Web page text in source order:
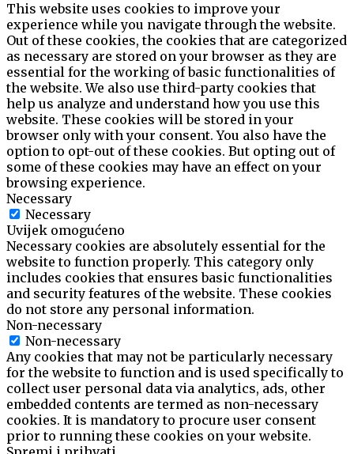
This website uses cookies to improve your
experience while you navigate through the website.
Out of these cookies, the cookies that are categorized
as necessary are stored on your browser as they are
essential for the working of basic functionalities of
the website. We also use third-party cookies that
help us analyze and understand how you use this
website. These cookies will be stored in your
browser only with your consent. You also have the
option to opt-out of these cookies. But opting out of
some of these cookies may have an effect on your
browsing experience.
Necessary
Necessary
Uvijek omogućeno
Necessary cookies are absolutely essential for the
website to function properly. This category only
includes cookies that ensures basic functionalities
and security features of the website. These cookies
do not store any personal information.
Non-necessary
Non-necessary
Any cookies that may not be particularly necessary
for the website to function and is used specifically to
collect user personal data via analytics, ads, other
embedded contents are termed as non-necessary
cookies. It is mandatory to procure user consent
prior to running these cookies on your website.